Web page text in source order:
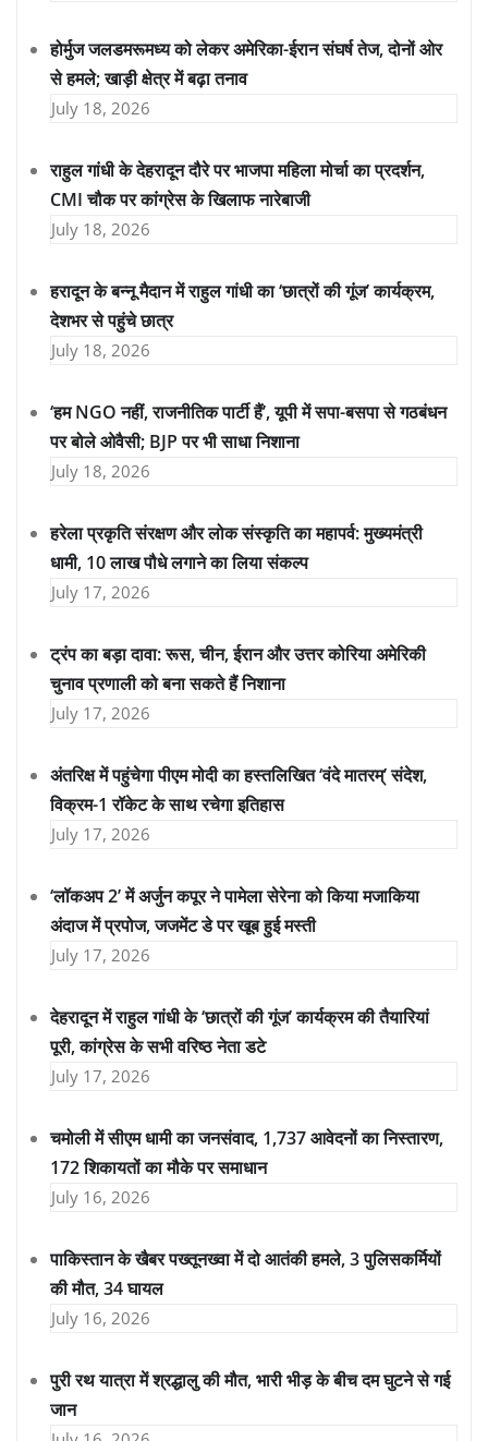
होर्मुज जलडमरूमध्य को लेकर अमेरिका-ईरान संघर्ष तेज, दोनों ओर
से हमले; खाड़ी क्षेत्र में बढ़ा तनाव
July 18, 2026
राहुल गांधी के देहरादून दौरे पर भाजपा महिला मोर्चा का प्रदर्शन,
CMI चौक पर कांग्रेस के खिलाफ नारेबाजी
July 18, 2026
हरादून के बन्नू मैदान में राहुल गांधी का ‘छात्रों की गूंज’ कार्यक्रम,
देशभर से पहुंचे छात्र
July 18, 2026
‘हम NGO नहीं, राजनीतिक पार्टी हैं’, यूपी में सपा-बसपा से गठबंधन
पर बोले ओवैसी; BJP पर भी साधा निशाना
July 18, 2026
हरेला प्रकृति संरक्षण और लोक संस्कृति का महापर्व: मुख्यमंत्री
धामी, 10 लाख पौधे लगाने का लिया संकल्प
July 17, 2026
ट्रंप का बड़ा दावा: रूस, चीन, ईरान और उत्तर कोरिया अमेरिकी
चुनाव प्रणाली को बना सकते हैं निशाना
July 17, 2026
अंतरिक्ष में पहुंचेगा पीएम मोदी का हस्तलिखित ‘वंदे मातरम्’ संदेश,
विक्रम-1 रॉकेट के साथ रचेगा इतिहास
July 17, 2026
‘लॉकअप 2’ में अर्जुन कपूर ने पामेला सेरेना को किया मजाकिया
अंदाज में प्रपोज, जजमेंट डे पर खूब हुई मस्ती
July 17, 2026
देहरादून में राहुल गांधी के ‘छात्रों की गूंज’ कार्यक्रम की तैयारियां
पूरी, कांग्रेस के सभी वरिष्ठ नेता डटे
July 17, 2026
चमोली में सीएम धामी का जनसंवाद, 1,737 आवेदनों का निस्तारण,
172 शिकायतों का मौके पर समाधान
July 16, 2026
पाकिस्तान के खैबर पख्तूनख्वा में दो आतंकी हमले, 3 पुलिसकर्मियों
की मौत, 34 घायल
July 16, 2026
पुरी रथ यात्रा में श्रद्धालु की मौत, भारी भीड़ के बीच दम घुटने से गई
जान